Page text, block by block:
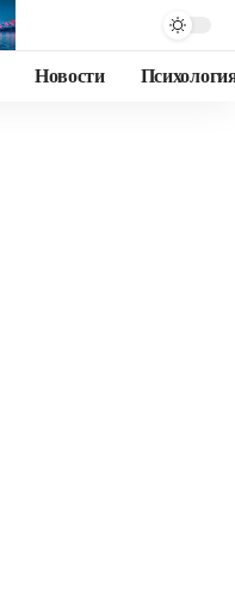
Новости